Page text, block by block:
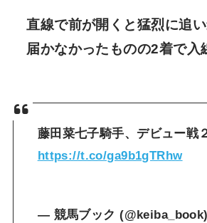
直線で前が開くと猛烈に追
届かなかったものの2着で入
藤田菜七子騎手、デビュー戦
https://t.co/ga9b1gTRhw
— 競馬ブック